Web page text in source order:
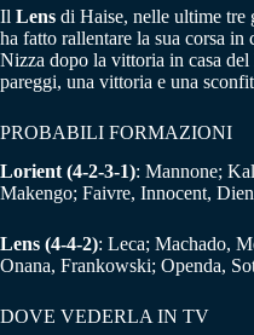
Il Lens di Haise, nelle ultime tre
ha fatto rallentare la sua corsa
Nizza dopo la vittoria in casa
pareggi, una vittoria e una
PROBABILI FORMAZIONI
Lorient (4-2-3-1): Mannone;
Makengo; Faivre, Innocent,
Lens (4-4-2): Leca; Machado,
Onana, Frankowski; Openda,
DOVE VEDERLA IN TV